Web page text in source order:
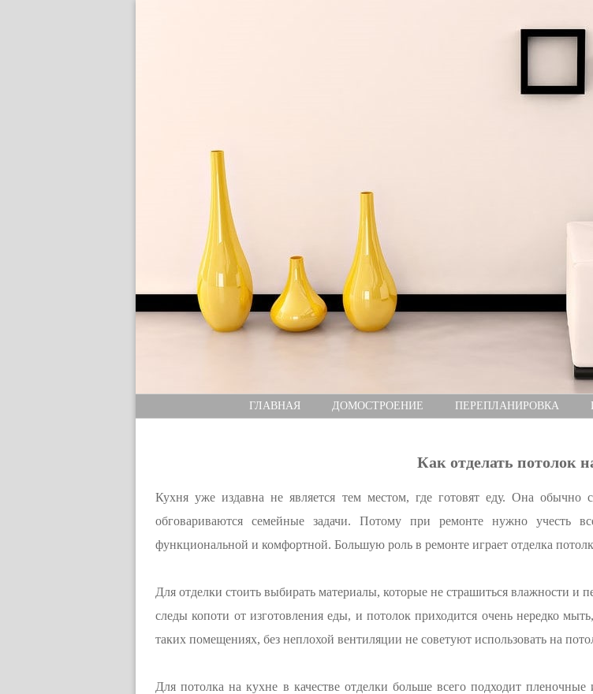
ГЛАВНАЯ ДОМОСТРОЕНИЕ ПЕРЕПЛАНИРОВКА
Как отделать потолок
Кухня уже издавна не является тем местом, где готовят еду. Она обычно
обговариваются семейные задачи. Потому при ремонте нужно учесть
функциональной и комфортной. Большую роль в ремонте играет отделка
Для отделки стоить выбирать материалы, которые не страшиться влажности и
следы копоти от изготовления еды, и потолок приходится очень нередко
таких помещениях, без неплохой вентиляции не советуют использовать на
Для потолка на кухне в качестве отделки больше всего подходит